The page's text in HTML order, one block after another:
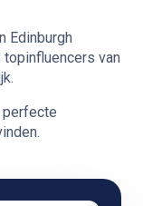
Edinburgh
topinfluencers van
perfecte